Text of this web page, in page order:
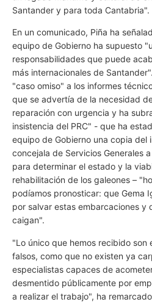
Santander y para toda Cantabria".
En un comunicado, Piña ha
equipo de Gobierno ha supuesto
responsabilidades que puede
más internacionales de
"caso omiso" a los informes
que se advertía de la necesidad
reparación con urgencia y ha
insistencia del PRC" - que ha
equipo de Gobierno una copia del
concejala de Servicios Generales
para determinar el estado y la
rehabilitación de los galeones –
podíamos pronosticar: que Gema
por salvar estas embarcaciones y
caigan".
"Lo único que hemos recibido son
falsos, como que no existen ya
especialistas capaces de
desmentido públicamente por
a realizar el trabajo", ha